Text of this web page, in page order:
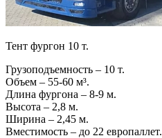
Тент фургон 10 т.
Грузоподъемность – 10 т.
Объем – 55-60 м³.
Длина фургона – 8-9 м.
Высота – 2,8 м.
Ширина – 2,45 м.
Вместимость – до 22 европаллет.